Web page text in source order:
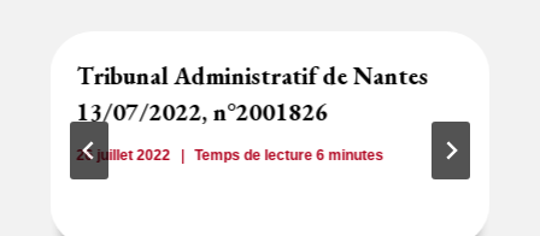
Tribunal Administratif de Nantes
13/07/2022, n°2001826
26 juillet 2022 Temps de lecture 6minutes